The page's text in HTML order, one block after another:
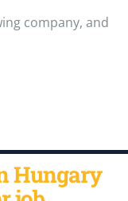
company, and
Hungary